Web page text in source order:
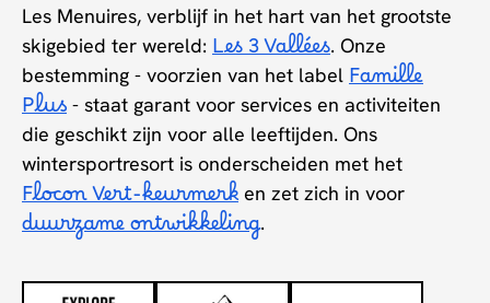
Les Menuires, verblijf in het hart van het grootste
skigebied ter wereld: Les 3 Vallées. Onze
bestemming - voorzien van het label Famille
Plus - staat garant voor services en activiteiten
die geschikt zijn voor alle leeftijden. Ons
wintersportresort is onderscheiden met het
Flocon Vert-keurmerk en zet zich in voor
duurzame ontwikkeling.